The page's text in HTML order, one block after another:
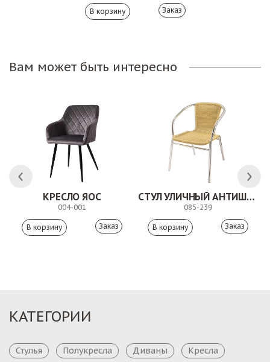
Заказ
Вам может быть интересно
КРЕСЛО ЯОС
004-001
Заказ
СТУЛ УЛИЧНЫЙ АНТИШОН
085-239
Заказ
КАТЕГОРИИ
Стулья Полукресла Диваны
Кресла